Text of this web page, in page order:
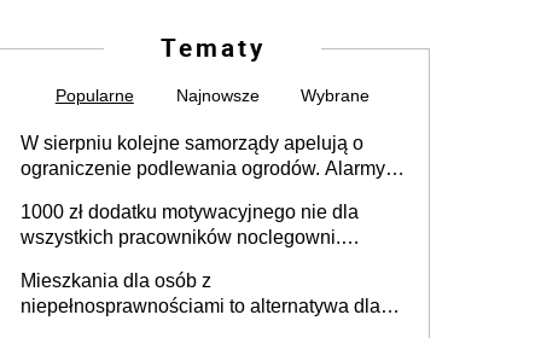
Tematy
Popularne Najnowsze Wybrane
W sierpniu kolejne samorządy apelują o
ograniczenie podlewania ogrodów. Alarmy w
może objąć cały kraj
1000 zł dodatku motywacyjnego nie dla
wszystkich pracowników noclegowni.
Mieszkania dla osób z
niepełnosprawnościami to alternatywa dla